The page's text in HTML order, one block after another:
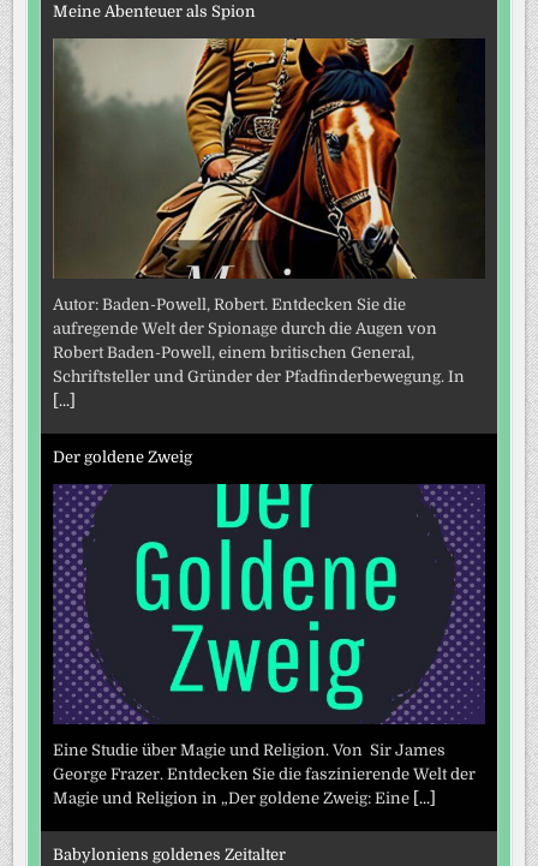
Meine Abenteuer als Spion
Autor: Baden-Powell, Robert. Entdecken Sie die
aufregende Welt der Spionage durch die Augen von
Robert Baden-Powell, einem britischen General,
Schriftsteller und Gründer der Pfadfinderbewegung. In
[...]
Der goldene Zweig
Eine Studie über Magie und Religion. Von Sir James
George Frazer. Entdecken Sie die faszinierende Welt der
Magie und Religion in „Der goldene Zweig: Eine [...]
Babyloniens goldenes Zeitalter